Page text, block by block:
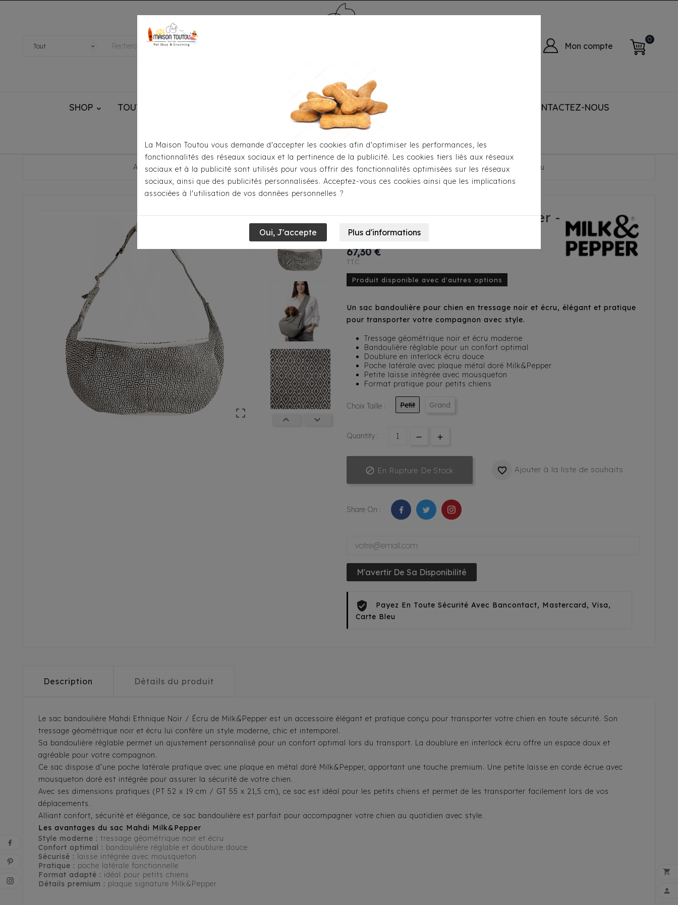
Mon compte
0
SHOP TOUTOU® HANDMADE MÉDAILLE - PET ID TAG TOILETTAGE CONTACTEZ-NOUS
Accueil Pour Le Transport Sacs De Transport Sac Bandoulière Milk&Pepper - Mahdi Ethnique Noir/Ecru

 
Sac Bandoulière Milk&Pepper -
Mahdi Ethnique Noir/Ecru
67,30 €
TTC
Produit disponible avec d'autres options
Un sac bandoulière pour chien en tressage noir et écru, élégant et pratique
pour transporter votre compagnon avec style.
Tressage géométrique noir et écru moderne
Bandoulière réglable pour un confort optimal
Doublure en interlock écru douce
Poche latérale avec plaque métal doré Milk&Pepper
Petite laisse intégrée avec mousqueton
Format pratique pour petits chiens
Choix Taille : Petit Grand
Quantity :
 En Rupture De Stock  Ajouter à la liste de souhaits
Share On :
M'avertir De Sa Disponibilité
Payez En Toute Sécurité Avec Bancontact, Mastercard, Visa,
Carte Bleu
Description Détails du produit
Le sac bandoulière Mahdi Ethnique Noir / Écru de Milk&Pepper est un accessoire élégant et pratique conçu pour transporter votre chien en toute sécurité. Son
tressage géométrique noir et écru lui confère un style moderne, chic et intemporel.
Sa bandoulière réglable permet un ajustement personnalisé pour un confort optimal lors du transport. La doublure en interlock écru offre un espace doux et
agréable pour votre compagnon.
Ce sac dispose d’une poche latérale pratique avec une plaque en métal doré Milk&Pepper, apportant une touche premium. Une petite laisse en corde écrue avec
mousqueton doré est intégrée pour assurer la sécurité de votre chien.
Avec ses dimensions pratiques (PT 52 x 19 cm / GT 55 x 21,5 cm), ce sac est idéal pour les petits chiens et permet de les transporter facilement lors de vos
déplacements.
Alliant confort, sécurité et élégance, ce sac bandoulière est parfait pour accompagner votre chien au quotidien avec style.
Les avantages du sac Mahdi Milk&Pepper
Style moderne : tressage géométrique noir et écru
Confort optimal : bandoulière réglable et doublure douce
Sécurisé : laisse intégrée avec mousqueton
Pratique : poche latérale fonctionnelle
Format adapté : idéal pour petits chiens
Détails premium : plaque signature Milk&Pepper
La Maison Toutou vous demande d'accepter les cookies afin d'optimiser les performances, les
fonctionnalités des réseaux sociaux et la pertinence de la publicité. Les cookies tiers liés aux réseaux
sociaux et à la publicité sont utilisés pour vous offrir des fonctionnalités optimisées sur les réseaux
sociaux, ainsi que des publicités personnalisées. Acceptez-vous ces cookies ainsi que les implications
associées à l'utilisation de vos données personnelles ?

